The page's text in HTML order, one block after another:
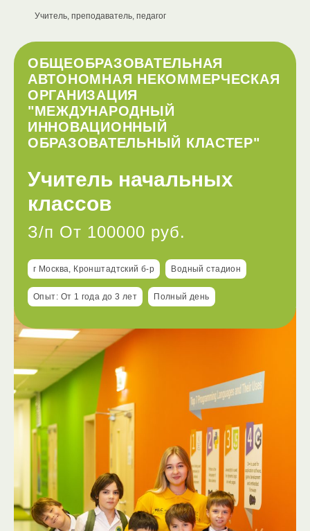
ОБЩЕОБРАЗОВАТЕЛЬНАЯ
АВТОНОМНАЯ НЕКОММЕРЧЕСКАЯ
ОРГАНИЗАЦИЯ
"МЕЖДУНАРОДНЫЙ
ИННОВАЦИОННЫЙ
ОБРАЗОВАТЕЛЬНЫЙ КЛАСТЕР"
Учитель, преподаватель, педагог
Учитель начальных
классов
З/п От 100000 руб.
г Москва, Кронштадтский б-р Водный стадион
Опыт: От 1 года до 3 лет Полный день